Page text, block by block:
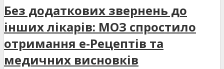
Без додаткових звернень до
інших лікарів: МОЗ спростило
отримання е-Рецептів та
медичних висновків